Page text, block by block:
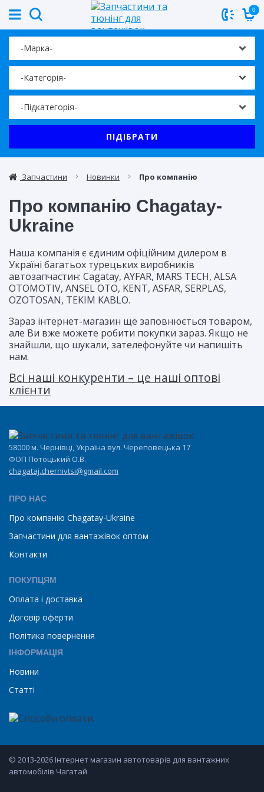
0
ПІДІБРАТИ
Запчастини Новинки Про компанію
Про компанію Chagatay-
Ukraine
Наша компанія є єдиним офіційним дилером в
Україні багатьох турецьких виробників
автозапчастин: Cagatay, AYFAR, MARS TECH, ALSA
OTOMOTIV, ANSEL OTO, KENT, ASFAR, SERPLAS,
OZOTOSAN, TEKIM KABLO.
Зараз інтернет-магазин ще заповнюється товаром,
але Ви вже можете робити покупки зараз. Якщо не
знайшли, що шукали, зателефонуйте чи напишіть
нам.
Всі наші конкуренти – це наші оптові
клієнти
58000 м. Чернівці, Україна вул. Череповецька 17
ФОП Потоцький О.В.
chagataj.chernivtsi@gmail.com
ПРО НАС
Про компанію Chagatay-Ukraine
Запчастини для вантажівок оптом
Контакти
ПОКУПЦЯМ
Оплата і доставка
Договір оферти
Політика повернення
ІНФОРМАЦІЯ
Новини
Статті
© 2013-2026 Інтернет магазин автотоварів для вантажних
автомобілів Чагатай